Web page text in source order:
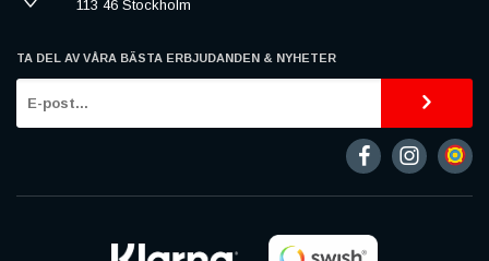
113 46 Stockholm
TA DEL AV VÅRA BÄSTA ERBJUDANDEN & NYHETER